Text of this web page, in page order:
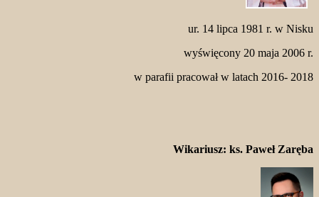
ur. 14 lipca 1981 r. w Nisku
wyświęcony 20 maja 2006 r.
w parafii pracował w latach 2016- 2018
Wikariusz: ks. Paweł Zaręba